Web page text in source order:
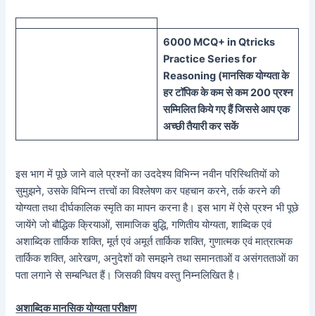
6000 MCQ+ inQtricks
Practice Seriesfor
Reasoning (मानसिकयोग्यता के
हर टॉपिक के कम से कम 200 प्रश्न
सम्मिलित किये गए हैं जिससे आप एक
अच्छी तैयारी कर सकें
इस भाग में पूछे जाने वाले प्रश्नों का उददेश्य विभिन्न नवीन परिस्थितियों को
सुमुझने, उसके विभिन्न तत्त्वों का विश्लेषण कर पहचान करने, तर्क करने की
योग्यता तथा दीर्घकालिक स्मृति का मापन करना है। इस भाग में ऐसे प्रश्न भी पूछे
जायेंगे जो बौद्धिक क्रियाओं, सामाजिक बुद्धि, गणितीय योग्यता, शाब्दिक एवं
अशाब्दिक तार्किक शक्ति, मूर्त एवं अमूर्त तार्किक शक्ति, गुणात्मक एवं मात्रात्मक
तार्किक शक्ति, आरेखण, अनुदेशों को समझने तथा समानताओं व असंगतताओं का
पता लगाने से सम्बन्धित हैं। जिसकी विषय वस्तु निम्नलिखित है।
अशाब्दिक मानसिक योग्यता परीक्षण